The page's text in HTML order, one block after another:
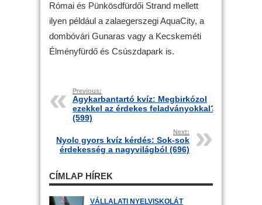
Római és Pünkösdfürdői Strand mellett
ilyen például a zalaegerszegi AquaCity, a
dombóvári Gunaras vagy a Kecskeméti
Élményfürdő és Csúszdapark is.
Previous:
Agykarbantartó kvíz: Megbirkózol
ezekkel az érdekes feladványokkal?
(599)
Next:
Nyolc gyors kvíz kérdés: Sok-sok
érdekesség a nagyvilágból (696)
CÍMLAP HÍREK
VÁLLALATI NYELVISKOLÁT